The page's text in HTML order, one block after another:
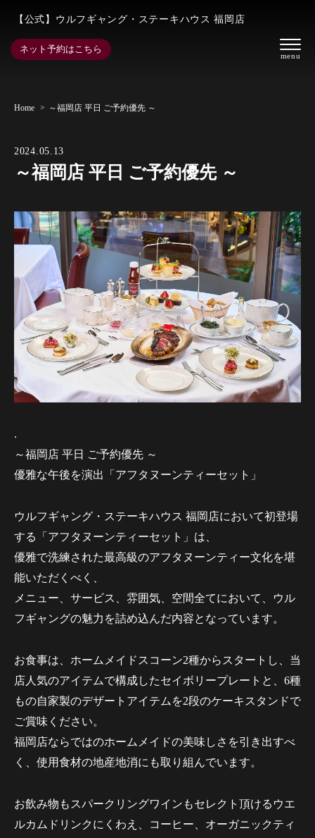
【公式】ウルフギャング・ステーキハウス 福岡店
ネット予約はこちら
Home ～福岡店 平日 ご予約優先 ～
2024.05.13
～福岡店 平日 ご予約優先 ～
.
～福岡店 平日 ご予約優先 ～
優雅な午後を演出「アフタヌーンティーセット」
ウルフギャング・ステーキハウス 福岡店において初登場
する「アフタヌーンティーセット」は、
優雅で洗練された最高級のアフタヌーンティー文化を堪
能いただくべく、
メニュー、サービス、雰囲気、空間全てにおいて、ウル
フギャングの魅力を詰め込んだ内容となっています。
お食事は、ホームメイドスコーン2種からスタートし、当
店人気のアイテムで構成したセイボリープレートと、6種
もの自家製のデザートアイテムを2段のケーキスタンドで
ご賞味ください。
福岡店ならではのホームメイドの美味しさを引き出すべ
く、使用食材の地産地消にも取り組んでいます。
お飲み物もスパークリングワインもセレクト頂けるウエ
ルカムドリンクにくわえ、コーヒー、オーガニックティ